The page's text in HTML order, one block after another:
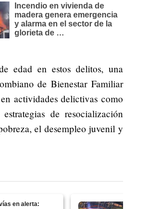
edad en estos delitos, una
de Bienestar Familiar
actividades delictivas como
de resocialización
el desempleo juvenil y
en alerta: